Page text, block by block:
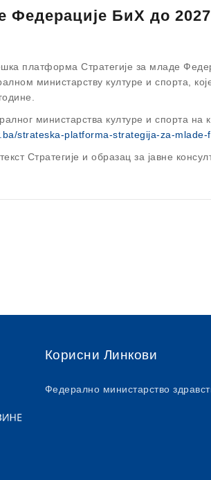
Федерације БиХ до
платформа Стратегије за младе
министарству културе и спорта,
министарства културе и спорта на
strateska-platforma-strategija-za-
Стратегије и образац за јавне
Корисни Линкови
Федерално министарство